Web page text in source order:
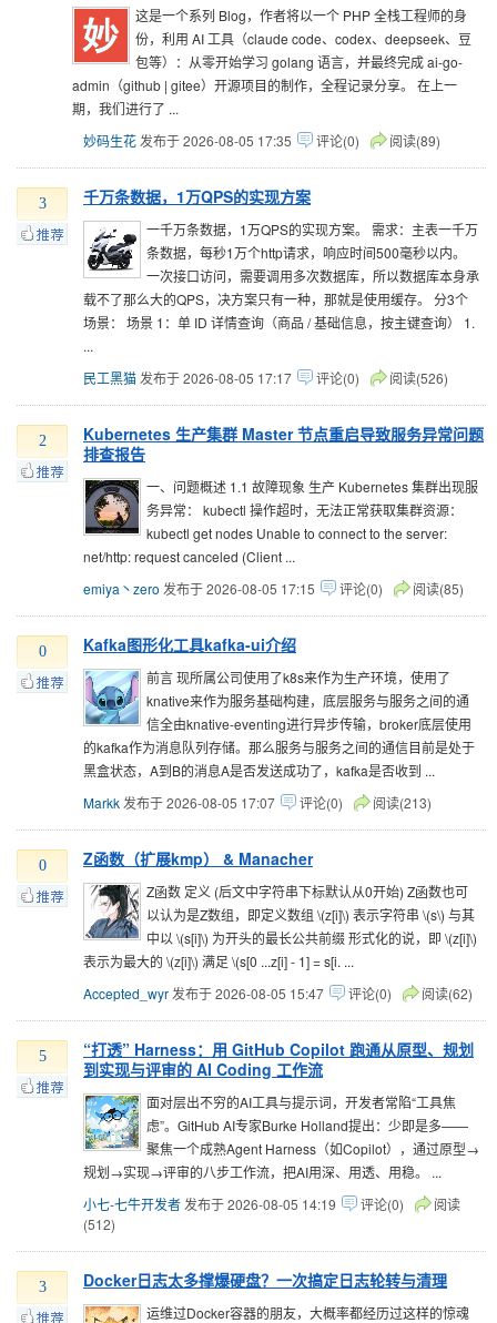
这是一个系列 Blog，作者将以一个 PHP 全栈工程师的身
份，利用 AI 工具（claude code、codex、deepseek、豆
包等）：从零开始学习 golang 语言，并最终完成 ai-go-
admin（github | gitee）开源项目的制作，全程记录分享。 在上一
期，我们进行了 ...
妙码生花 发布于 2026-08-05 17:35 评论(0) 阅读(89)
3 千万条数据，1万QPS的实现方案
一千万条数据，1万QPS的实现方案。 需求：主表一千万
条数据，每秒1万个http请求，响应时间500毫秒以内。
一次接口访问，需要调用多次数据库，所以数据库本身承
载不了那么大的QPS，决方案只有一种，那就是使用缓存。 分3个
场景： 场景 1：单 ID 详情查询（商品 / 基础信息，按主键查询） 1.
...
民工黑猫 发布于 2026-08-05 17:17 评论(0) 阅读(526)
2
Kubernetes 生产集群 Master 节点重启导致服务异常问题
排查报告
一、问题概述 1.1 故障现象 生产 Kubernetes 集群出现服
务异常： kubectl 操作超时，无法正常获取集群资源：
kubectl get nodes Unable to connect to the server:
net/http: request canceled (Client ...
emiya丶zero 发布于 2026-08-05 17:15 评论(0) 阅读(85)
0 Kafka图形化工具kafka-ui介绍
前言 现所属公司使用了k8s来作为生产环境，使用了
knative来作为服务基础构建，底层服务与服务之间的通
信全由knative-eventing进行异步传输，broker底层使用
的kafka作为消息队列存储。那么服务与服务之间的通信目前是处于
黑盒状态，A到B的消息A是否发送成功了，kafka是否收到 ...
Markk 发布于 2026-08-05 17:07 评论(0) 阅读(213)
0 Z函数（扩展kmp） & Manacher
Z函数 定义 (后文中字符串下标默认从0开始) Z函数也可
以认为是Z数组，即定义数组 \(z[i]\) 表示字符串 \(s\) 与其
中以 \(s[i]\) 为开头的最长公共前缀 形式化的说，即 \(z[i]\)
表示为最大的 \(z[i]\) 满足 \(s[0 ...z[i] - 1] = s[i. ...
Accepted_wyr 发布于 2026-08-05 15:47 评论(0) 阅读(62)
5
“打透” Harness：用 GitHub Copilot 跑通从原型、规划
到实现与评审的 AI Coding 工作流
面对层出不穷的AI工具与提示词，开发者常陷“工具焦
虑”。GitHub AI专家Burke Holland提出：少即是多——
聚焦一个成熟Agent Harness（如Copilot），通过原型→
规划→实现→评审的八步工作流，把AI用深、用透、用稳。 ...
小七-七牛开发者 发布于 2026-08-05 14:19 评论(0)
阅读
(512)
3 Docker日志太多撑爆硬盘？一次搞定日志轮转与清理
运维过Docker容器的朋友，大概率都经历过这样的惊魂